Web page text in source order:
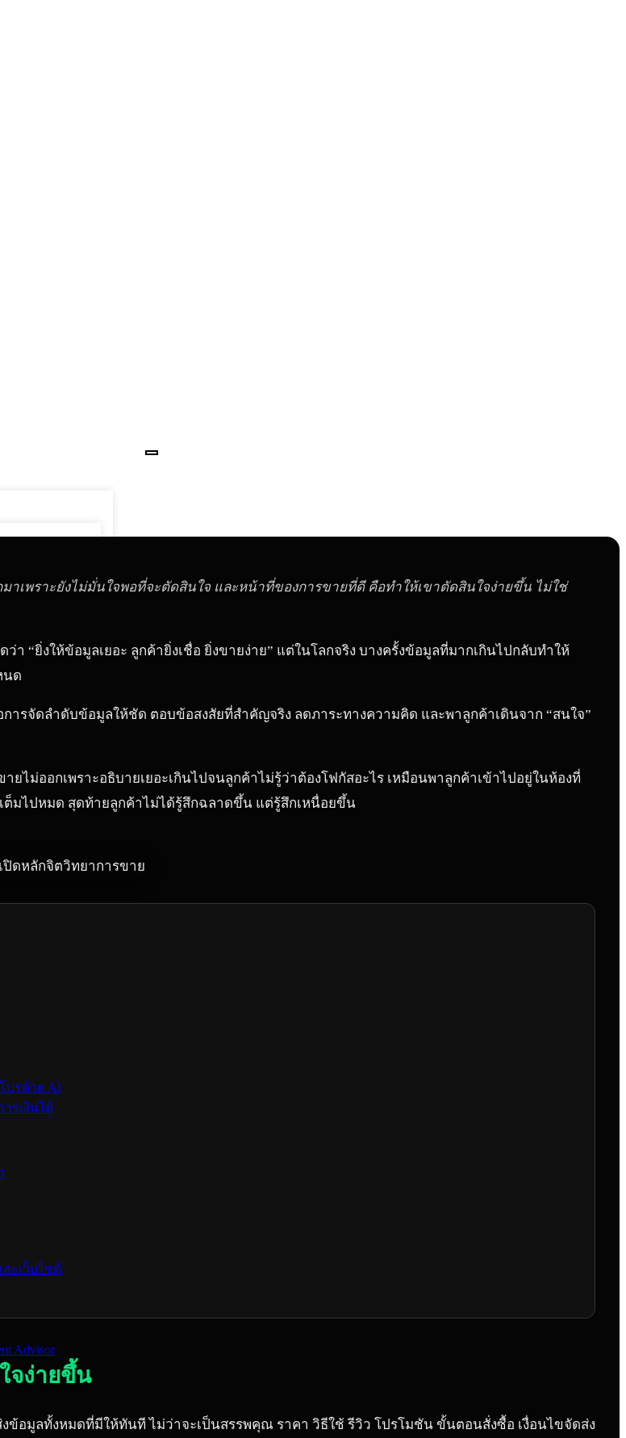
ปรด้วย AI
รเงินได้
ะเว็บไซต์
Advisor
เพราะยังไม่มั่นใจพอที่จะตัดสินใจ และหน้าที่ของการขายที่ดี คือทำให้เขาตัดสินใจง่ายขึ้น ไม่ใช่
“ยิ่งให้ข้อมูลเยอะ ลูกค้ายิ่งเชื่อ ยิ่งขายง่าย” แต่ในโลกจริง บางครั้งข้อมูลที่มากเกินไปกลับทำให้
นด
ารจัดลำดับข้อมูลให้ชัด ตอบข้อสงสัยที่สำคัญจริง ลดภาระทางความคิด และพาลูกค้าเดินจาก “สนใจ”
ม่ออกเพราะอธิบายเยอะเกินไปจนลูกค้าไม่รู้ว่าต้องโฟกัสอะไร เหมือนพาลูกค้าเข้าไปอยู่ในห้องที่
มไปหมด สุดท้ายลูกค้าไม่ได้รู้สึกฉลาดขึ้น แต่รู้สึกเหนื่อยขึ้น
จง่ายขึ้น
ข้อมูลทั้งหมดที่มีให้ทันที ไม่ว่าจะเป็นสรรพคุณ ราคา วิธีใช้ รีวิว โปรโมชัน ขั้นตอนสั่งซื้อ เงื่อนไขจัดส่ง